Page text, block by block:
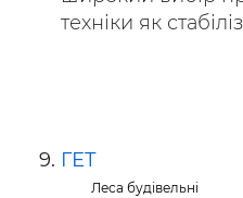
техніки як
ГЕТ
Леса будівельні